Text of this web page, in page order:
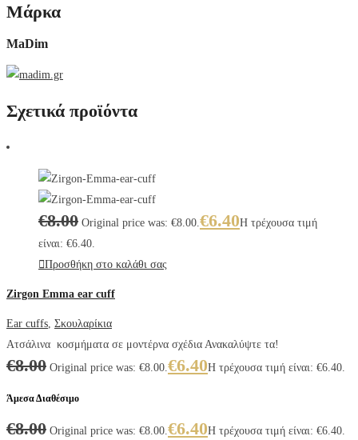
Μάρκα
MaDim
Σχετικά προϊόντα
€8.00 Original price was: €8.00.€6.40Η τρέχουσα τιμή
είναι: €6.40.
Προσθήκη στο καλάθι σας
Zirgon Emma ear cuff
Ear cuffs, Σκουλαρίκια
Ατσάλινα κοσμήματα σε μοντέρνα σχέδια Ανακαλύψτε τα!
€8.00 Original price was: €8.00.€6.40Η τρέχουσα τιμή είναι: €6.40.
Άμεσα Διαθέσιμο
€8.00 Original price was: €8.00.€6.40Η τρέχουσα τιμή είναι: €6.40.